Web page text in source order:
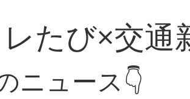
たび×交通
ニュース👇